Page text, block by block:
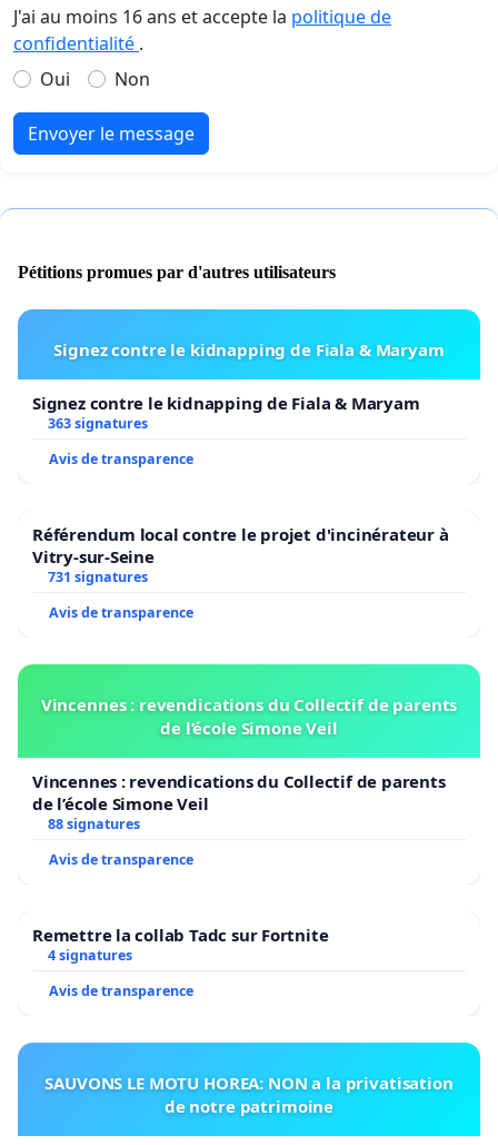
J'ai au moins 16 ans et accepte la politique de
confidentialité .
Oui
Non
Envoyer le message
Pétitions promues par d'autres utilisateurs
Signez contre le kidnapping de Fiala & Maryam
Signez contre le kidnapping de Fiala & Maryam
363 signatures
Avis de transparence
Référendum local contre le projet d'incinérateur à
Vitry-sur-Seine
731 signatures
Avis de transparence
Vincennes : revendications du Collectif de parents
de l’école Simone Veil
Vincennes : revendications du Collectif de parents
de l’école Simone Veil
88 signatures
Avis de transparence
Remettre la collab Tadc sur Fortnite
4 signatures
Avis de transparence
SAUVONS LE MOTU HOREA: NON a la privatisation
de notre patrimoine